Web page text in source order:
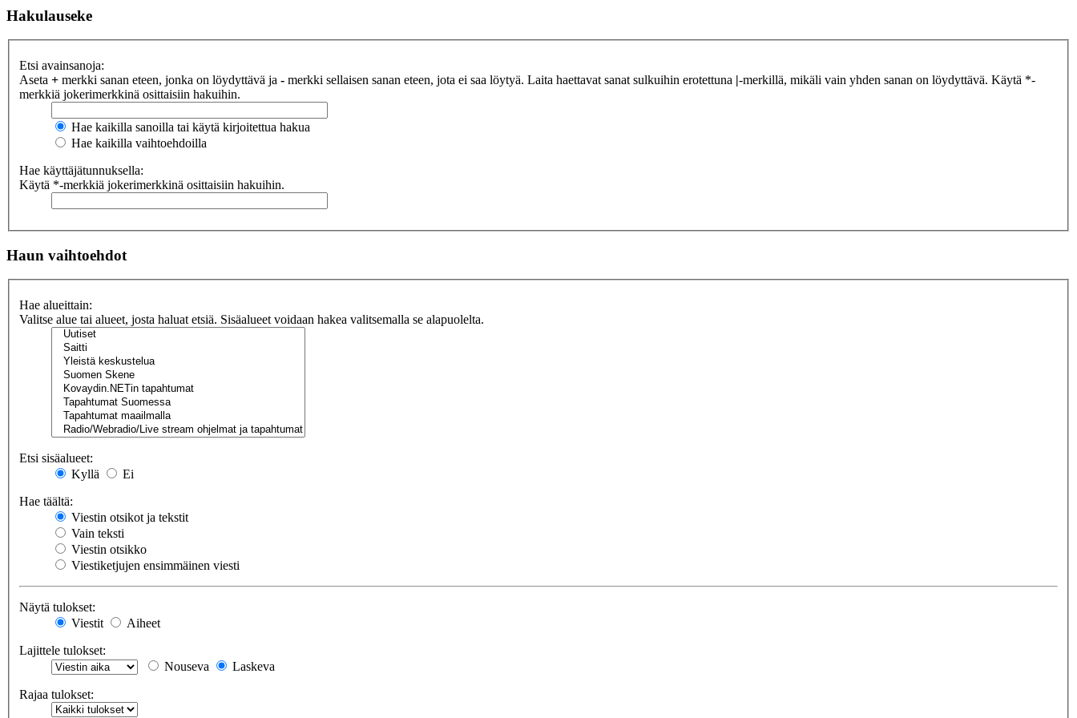
Hakulauseke
Etsi avainsanoja:
Aseta + merkki sanan eteen, jonka on löydyttävä ja - merkki sellaisen sanan eteen, jota ei saa löytyä. Laita haettavat sanat sulkuihin erotettuna |-merkillä, mikäli vain yhden sanan on löydyttävä. Käytä *-
merkkiä jokerimerkkinä osittaisiin hakuihin.
Hae kaikilla sanoilla tai käytä kirjoitettua hakua
Hae kaikilla vaihtoehdoilla
Hae käyttäjätunnuksella:
Käytä *-merkkiä jokerimerkkinä osittaisiin hakuihin.
Haun vaihtoehdot
Hae alueittain:
Valitse alue tai alueet, josta haluat etsiä. Sisäalueet voidaan hakea valitsemalla se alapuolelta.
Etsi sisäalueet:
Kyllä
Ei
Hae täältä:
Viestin otsikot ja tekstit
Vain teksti
Viestin otsikko
Viestiketjujen ensimmäinen viesti
Näytä tulokset:
Viestit
Aiheet
Lajittele tulokset:
Nouseva
Laskeva
Rajaa tulokset: